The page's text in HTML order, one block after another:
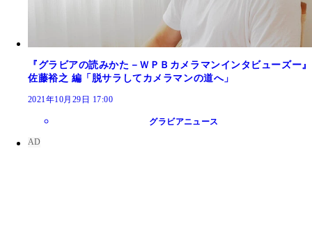
『グラビアの読みかた－ＷＰＢカメラマンインタビューズー』
佐藤裕之 編「脱サラしてカメラマンの道へ」
2021年10月29日 17:00
グラビアニュース